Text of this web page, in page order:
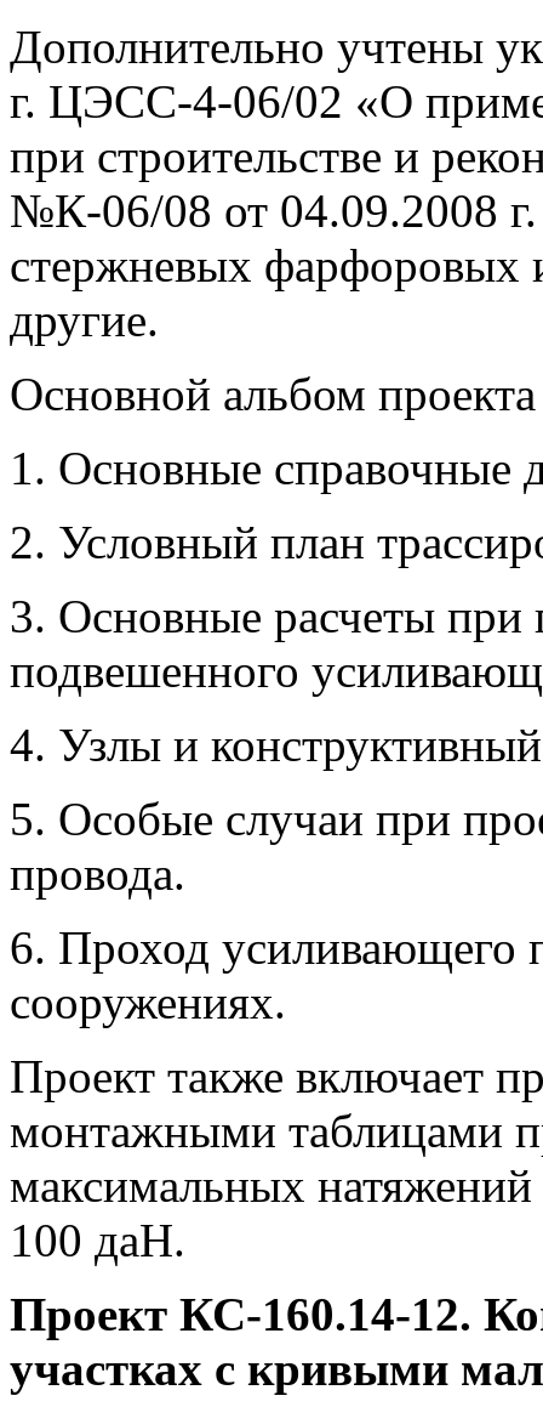
Дополнительно учтены
г. ЦЭСС-4-06/02 «О
при строительстве и
№К-06/08 от 04.09.2008
стержневых фарфоровых
другие.
Основной альбом
1. Основные справочные
2. Условный план
3. Основные расчеты при
подвешенного
4. Узлы и
5. Особые случаи при
провода.
6. Проход усиливающего
сооружениях.
Проект также включает
монтажными таблицами
максимальных
100 даН.
Проект КС-160.14-12.
участках с кривыми